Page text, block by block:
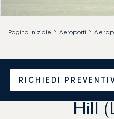
RICHIEDI
Pagina Iniziale Aeroporti
Noleggio
l'Aeroporto di
Hill